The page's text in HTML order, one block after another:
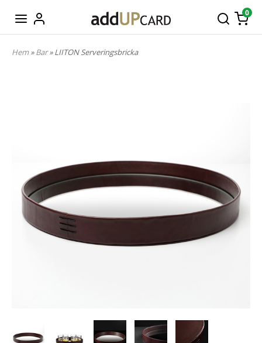
0
Hem»Bar» LIITON Serveringsbricka